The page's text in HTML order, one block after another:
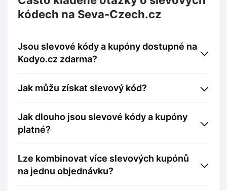
kódech na Seva-Czech.cz
Jsou slevové kódy a kupóny dostupné na
Kodyo.cz zdarma?
Jak můžu získat slevový kód?
Jak dlouho jsou slevové kódy a kupóny
platné?
Lze kombinovat více slevových kupónů
na jednu objednávku?